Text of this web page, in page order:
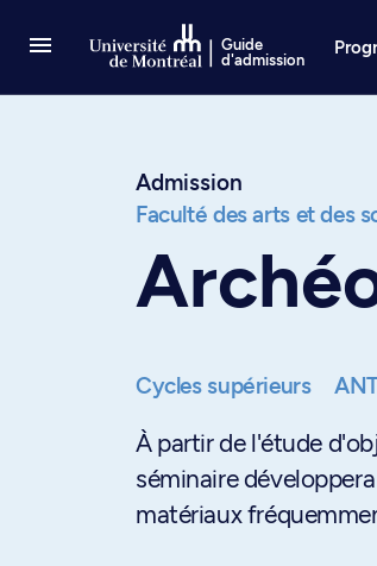
Guide
d'admission
Admission
Faculté des arts et des
Cycles supérieurs
À partir de l'étude
séminaire
matériaux